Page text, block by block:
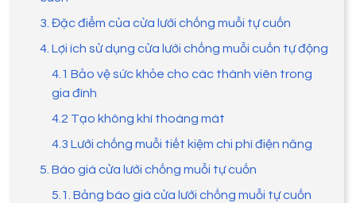
3. Đặc điểm của cửa lưới chống muỗi tự cuốn
4. Lợi ích sử dụng cửa lưới chống muỗi cuốn tự động
4.1 Bảo vệ sức khỏe cho các thành viên trong
gia đình
4.2 Tạo không khí thoáng mát
4.3 Lưới chống muỗi tiết kiệm chi phí điện năng
5. Báo giá cửa lưới chống muỗi tự cuốn
5.1. Bảng báo giá cửa lưới chống muỗi tự cuốn